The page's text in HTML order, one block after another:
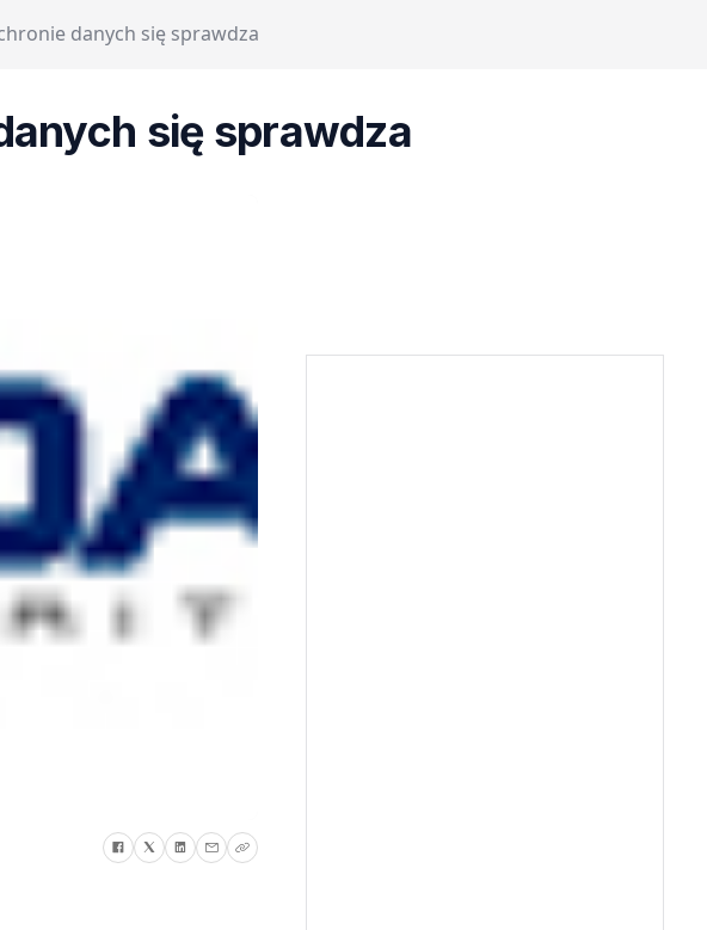
danych się sprawdza
się sprawdza